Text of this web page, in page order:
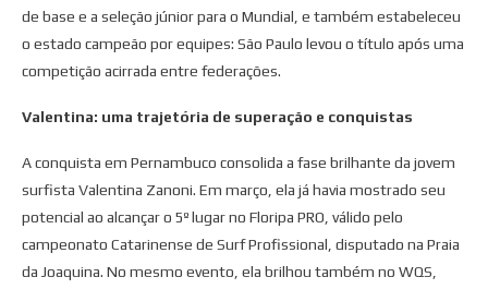
de base e a seleção júnior para o Mundial, e também estabeleceu
o estado campeão por equipes: São Paulo levou o título após uma
competição acirrada entre federações.
Valentina: uma trajetória de superação e conquistas
A conquista em Pernambuco consolida a fase brilhante da jovem
surfista Valentina Zanoni. Em março, ela já havia mostrado seu
potencial ao alcançar o 5º lugar no Floripa PRO, válido pelo
campeonato Catarinense de Surf Profissional, disputado na Praia
da Joaquina. No mesmo evento, ela brilhou também no WQS,